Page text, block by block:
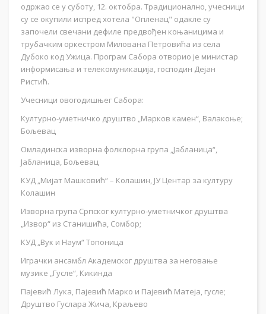
одржао се у суботу, 12. октобра. Традиционално, учесници
су се окупили испред хотела "Опленац" одакле су
започели свечани дефиле предвођен коњаницима и
трубачким оркестром Милована Петровића из села
Дубоко код Ужица. Програм Сабора отворио је министар
информисања и телекомуникација, господин Дејан
Ристић.
Учесници овогодишњег Сабора:
Културно-уметничко друштво „Марков камен“, Валакоње;
Бољевац
Омладинска изворна фолклорна група „Јабланица“,
Јабланица, Бољевац
КУД „Мијат Машковић“ – Колашин, ЈУ Центар за културу
Колашин
Изворна група Српског културно-уметничког друштва
„Извор“ из Станишића, Сомбор;
КУД „Вук и Наум“ Топоница
Играчки ансамбл Академског друштва за неговање
музике „Гусле“, Кикинда
Пајевић Лука, Пајевић Марко и Пајевић Матеја, гусле;
Друштво Гуслара Жича, Краљево